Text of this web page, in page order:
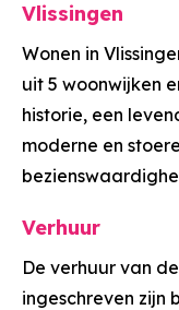
Vlissingen
Wonen in
uit 5 woonwijken
historie, een
moderne en
Verhuur
De verhuur van
ingeschreven zijn